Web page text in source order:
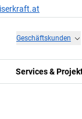
Geschäftskunden
Services &